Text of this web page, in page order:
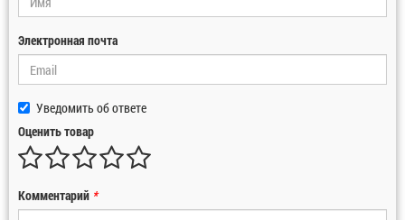
Электронная почта
Уведомить об ответе
Оценить товар
Комментарий *